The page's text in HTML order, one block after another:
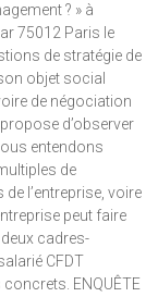
? » à
75012 Paris le
de stratégie de
objet social
de négociation
d’observer
entendons
de
l’entreprise, voire
peut faire
cadres-
CFDT
ENQUÊTE